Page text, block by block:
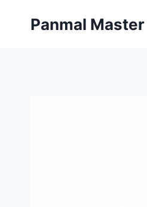
Panmal Master